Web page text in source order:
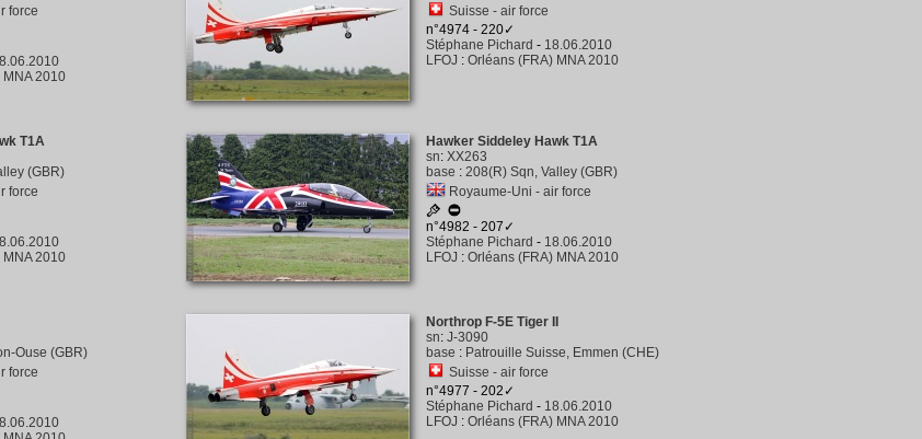
force
2010
Suisse - air force
n°4974 - 220✓
Stéphane Pichard - 18.06.2010
LFOJ : Orléans (FRA) MNA 2010
T1A
(GBR)
force
2010
Hawker Siddeley Hawk T1A
sn: XX263
base : 208(R) Sqn, Valley (GBR)
Royaume-Uni - air force
n°4982 - 207✓
Stéphane Pichard - 18.06.2010
LFOJ : Orléans (FRA) MNA 2010
Ouse (GBR)
force
Northrop F-5E Tiger II
sn: J-3090
base : Patrouille Suisse, Emmen (CHE)
Suisse - air force
n°4977 - 202✓
Stéphane Pichard - 18.06.2010
LFOJ : Orléans (FRA) MNA 2010